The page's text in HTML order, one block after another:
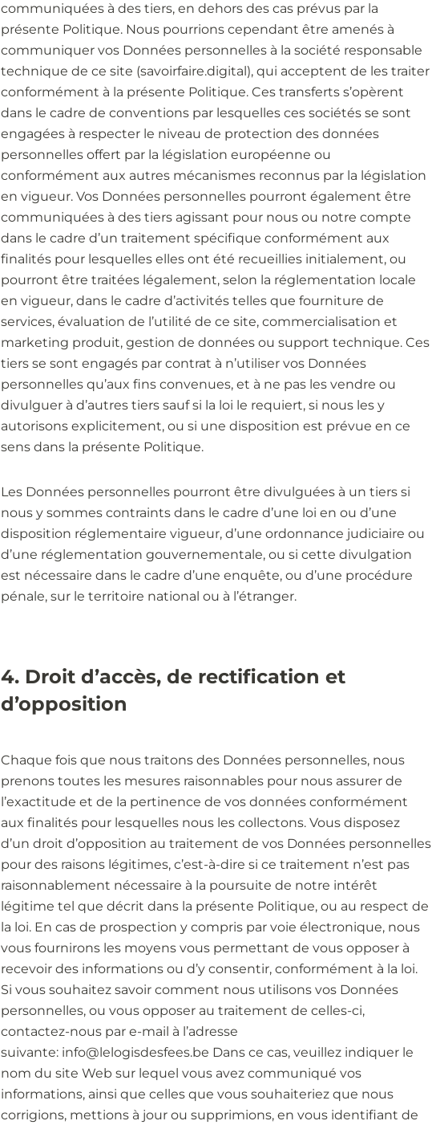
communiquées à des tiers, en dehors des cas prévus par la
présente Politique. Nous pourrions cependant être amenés à
communiquer vos Données personnelles à la société responsable
technique de ce site (savoirfaire.digital), qui acceptent de les traiter
conformément à la présente Politique. Ces transferts s’opèrent
dans le cadre de conventions par lesquelles ces sociétés se sont
engagées à respecter le niveau de protection des données
personnelles offert par la législation européenne ou
conformément aux autres mécanismes reconnus par la législation
en vigueur. Vos Données personnelles pourront également être
communiquées à des tiers agissant pour nous ou notre compte
dans le cadre d’un traitement spécifique conformément aux
finalités pour lesquelles elles ont été recueillies initialement, ou
pourront être traitées légalement, selon la réglementation locale
en vigueur, dans le cadre d’activités telles que fourniture de
services, évaluation de l’utilité de ce site, commercialisation et
marketing produit, gestion de données ou support technique. Ces
tiers se sont engagés par contrat à n’utiliser vos Données
personnelles qu’aux fins convenues, et à ne pas les vendre ou
divulguer à d’autres tiers sauf si la loi le requiert, si nous les y
autorisons explicitement, ou si une disposition est prévue en ce
sens dans la présente Politique.
Les Données personnelles pourront être divulguées à un tiers si
nous y sommes contraints dans le cadre d’une loi en ou d’une
disposition réglementaire vigueur, d’une ordonnance judiciaire ou
d’une réglementation gouvernementale, ou si cette divulgation
est nécessaire dans le cadre d’une enquête, ou d’une procédure
pénale, sur le territoire national ou à l’étranger.
4. Droit d’accès, de rectification et
d’opposition
Chaque fois que nous traitons des Données personnelles, nous
prenons toutes les mesures raisonnables pour nous assurer de
l’exactitude et de la pertinence de vos données conformément
aux finalités pour lesquelles nous les collectons. Vous disposez
d’un droit d’opposition au traitement de vos Données personnelles
pour des raisons légitimes, c’est-à-dire si ce traitement n’est pas
raisonnablement nécessaire à la poursuite de notre intérêt
légitime tel que décrit dans la présente Politique, ou au respect de
la loi. En cas de prospection y compris par voie électronique, nous
vous fournirons les moyens vous permettant de vous opposer à
recevoir des informations ou d’y consentir, conformément à la loi.
Si vous souhaitez savoir comment nous utilisons vos Données
personnelles, ou vous opposer au traitement de celles-ci,
contactez-nous par e-mail à l’adresse
suivante: info@lelogisdesfees.be Dans ce cas, veuillez indiquer le
nom du site Web sur lequel vous avez communiqué vos
informations, ainsi que celles que vous souhaiteriez que nous
corrigions, mettions à jour ou supprimions, en vous identifiant de